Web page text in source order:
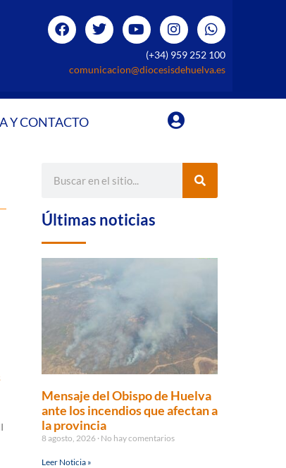
(+34) 959 252 100
comunicacion@diocesisdehuelva.es
Y CONTACTO
Últimas noticias
Mensaje del Obispo de Huelva
ante los incendios que afectan a
la provincia
8 agosto, 2026 No hay comentarios
Leer Noticia »